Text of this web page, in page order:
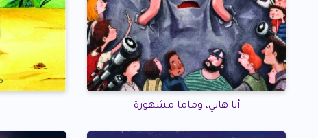
أنا هاني، وماما مشهورة